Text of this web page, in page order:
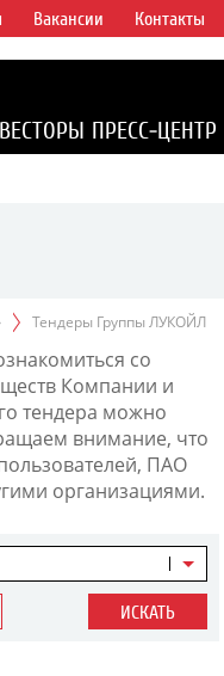
Вакансии Контакты
ПРЕСС-ЦЕНТР
Тендеры Группы ЛУКОЙЛ
со
Компании и
тендера можно
внимание, что
ПАО
организациями.
ИСКАТЬ